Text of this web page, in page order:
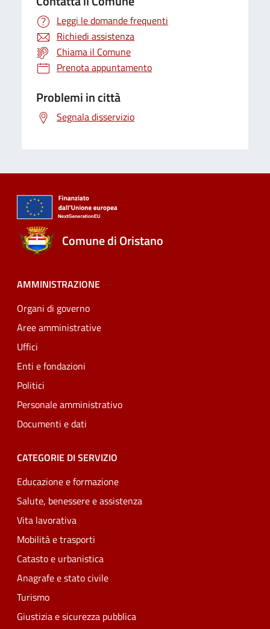
Leggi le domande frequenti
Richiedi assistenza
Chiama il Comune
Prenota appuntamento
Problemi in città
Segnala disservizio
Comune di Oristano
AMMINISTRAZIONE
Organi di governo
Aree amministrative
Uffici
Enti e fondazioni
Politici
Personale amministrativo
Documenti e dati
CATEGORIE DI SERVIZIO
Educazione e formazione
Salute, benessere e assistenza
Vita lavorativa
Mobilità e trasporti
Catasto e urbanistica
Anagrafe e stato civile
Turismo
Giustizia e sicurezza pubblica